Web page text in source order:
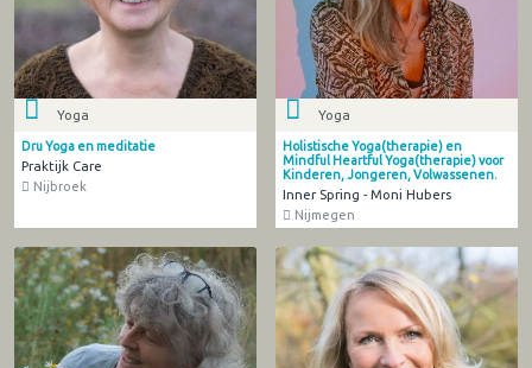
Yoga
Dru Yoga en meditatie
Praktijk Care
Nijbroek
Yoga
Holistische Yoga(therapie) en
Mindful Heartful Yoga(therapie) voor
Kinderen, Jongeren, Volwassenen.
Inner Spring - Moni Hubers
Nijmegen